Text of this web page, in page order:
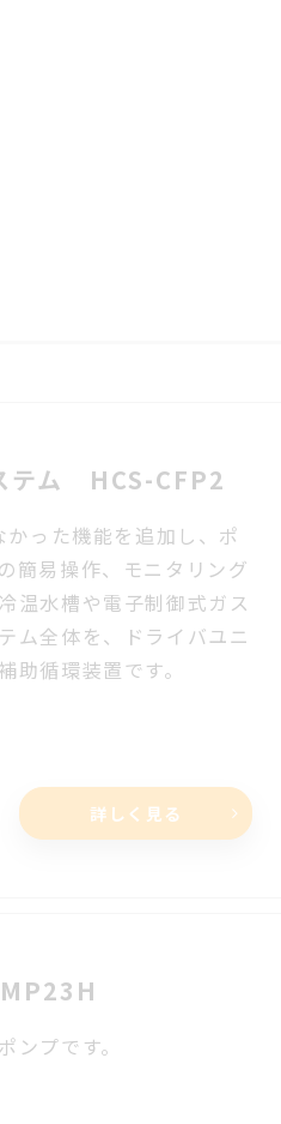
テム HCS-CFP2
った機能を追加し、ポ
簡易操作、モニタリング
温水槽や電子制御式ガス
ム全体を、ドライバユニ
助循環装置です。
詳しく見る
プです。